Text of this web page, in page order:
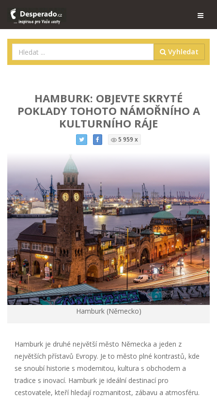
Vyhledat
HAMBURK: OBJEVTE SKRYTÉ
POKLADY TOHOTO NÁMOŘNÍHO A
KULTURNÍHO RÁJE
5 959 x
Hamburk (Německo)
Hamburk je druhé největší město Německa a jeden z
největších přístavů Evropy. Je to město plné kontrastů, kde
se snoubí historie s modernitou, kultura s obchodem a
tradice s inovací. Hamburk je ideální destinací pro
cestovatele, kteří hledají rozmanitost, zábavu a atmosféru.